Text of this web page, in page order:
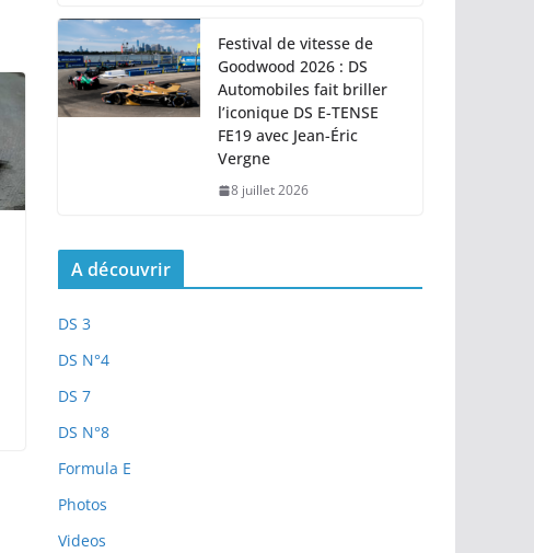
Festival de vitesse de
Goodwood 2026 : DS
Automobiles fait briller
l’iconique DS E-TENSE
FE19 avec Jean-Éric
Vergne
8 juillet 2026
A découvrir
DS 3
DS N°4
DS 7
DS N°8
Formula E
Photos
Videos